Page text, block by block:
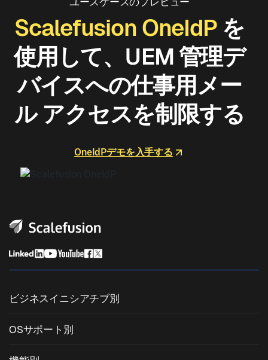
Scalefusion OneIdPを
使用して、UEM 管理デ
バイスへの仕事用メー
ル アクセスを制限する
OneIdPデモを入手する
ビジネスイニシアチブ別
OSサポート別